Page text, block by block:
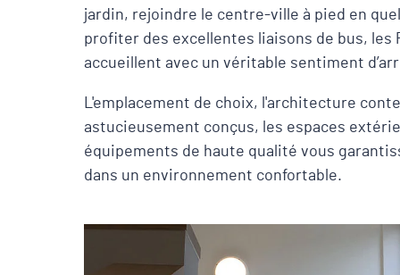
jardin, rejoindre le centre-ville à pied en
profiter des excellentes liaisons de bus, les
accueillent avec un véritable sentiment
L'emplacement de choix, l'architecture
astucieusement conçus, les espaces
équipements de haute qualité vous
dans un environnement confortable.